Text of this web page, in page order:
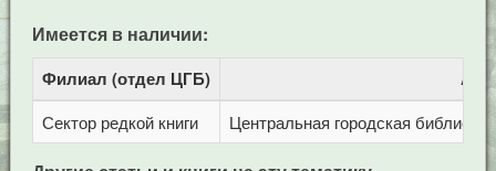
Имеется в наличии:
Филиал (отдел ЦГБ)
Сектор редкой книги Центральная городская